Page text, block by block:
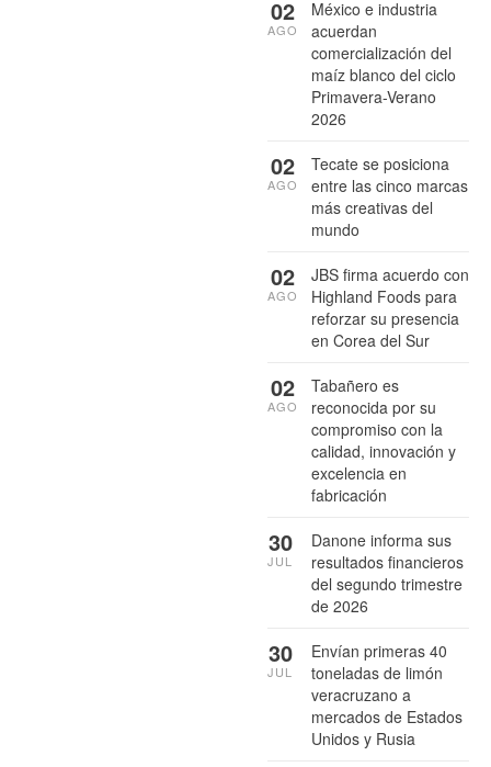
México e industria
acuerdan
comercialización del
maíz blanco del ciclo
Primavera-Verano
2026
02
AGO
Tecate se posiciona
entre las cinco marcas
más creativas del
mundo
02
AGO
JBS firma acuerdo con
Highland Foods para
reforzar su presencia
en Corea del Sur
02
AGO
Tabañero es
reconocida por su
compromiso con la
calidad, innovación y
excelencia en
fabricación
02
AGO
Danone informa sus
resultados financieros
del segundo trimestre
de 2026
30
JUL
Envían primeras 40
toneladas de limón
veracruzano a
mercados de Estados
Unidos y Rusia
30
JUL